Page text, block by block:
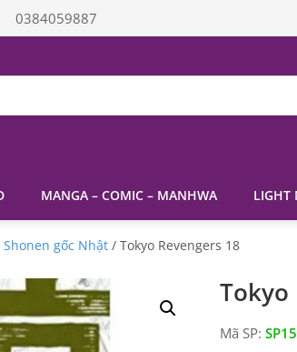
0384059887
MANGA – COMIC – MANHWA LIGHT
Shonen gốc Nhật / Tokyo Revengers 18
Tokyo
Mã SP: